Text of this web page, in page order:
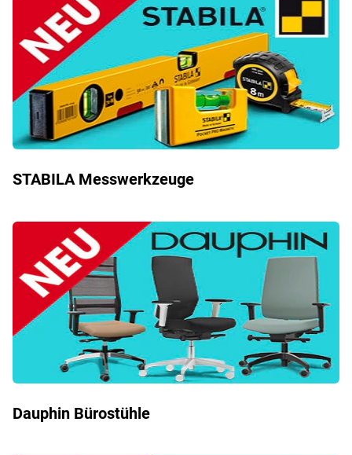
STABILA Messwerkzeuge
Dauphin Bürostühle